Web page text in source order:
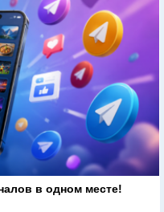
в одном месте!